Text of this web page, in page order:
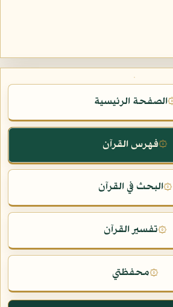
الصفحة الرئيسية
۞فهرس القرآن
۞البحث في القرآن
۞تفسير القرآن
۞محفظتي